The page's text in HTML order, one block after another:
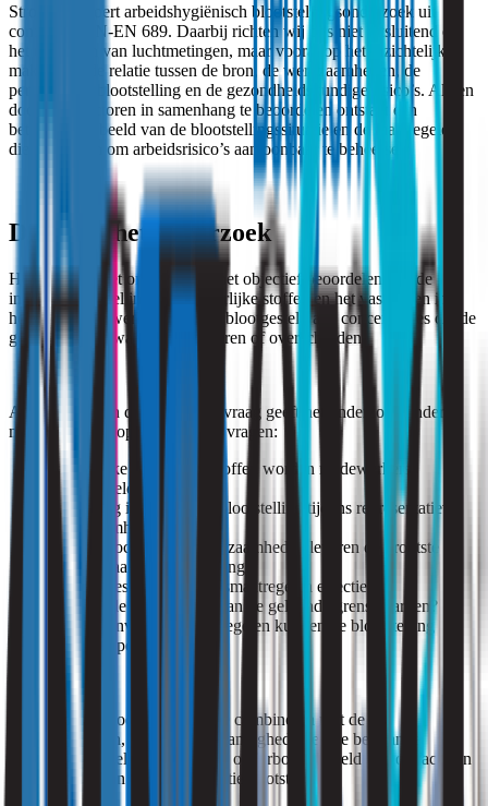
Strooming voert arbeidshygiënisch blootstellingsonderzoek uit
conform NEN-EN 689. Daarbij richten wij ons niet uitsluitend op
het uitvoeren van luchtmetingen, maar vooral op het inzichtelijk
maken van de relatie tussen de bron, de werkzaamheden, de
persoonlijke blootstelling en de gezondheidskundige risico’s. Alleen
door deze factoren in samenhang te beoordelen ontstaat een
betrouwbaar beeld van de blootstellingssituatie en de maatregelen
die nodig zijn om arbeidsrisico’s aantoonbaar te beheersen.
Doel van het onderzoek
Het doel van het onderzoek is het objectief beoordelen van de
inhalatieblootstelling aan gevaarlijke stoffen en het vaststellen in
hoeverre medewerkers worden blootgesteld aan concentraties die de
geldende grenswaarden benaderen of overschrijden.
Afhankelijk van de onderzoeksvraag geeft het onderzoek onder
meer antwoord op de volgende vragen:
Aan welke gevaarlijke stoffen worden medewerkers
blootgesteld?
Hoe hoog is de inhalatieblootstelling tijdens representatieve
werkzaamheden?
Welke processen en werkzaamheden leveren de grootste
bijdrage aan de blootstelling?
Zijn de bestaande beheersmaatregelen effectief?
Voldoet de blootstelling aan de geldende grenswaarden?
Welke aanvullende maatregelen kunnen de blootstelling
verder beperken?
Door de onderzoeksresultaten te combineren met de
werkzaamheden, de procesomstandigheden en de bestaande
beheersmaatregelen ontstaat een onderbouwd beeld van de factoren
die bepalend zijn voor de inhalatieblootstelling.